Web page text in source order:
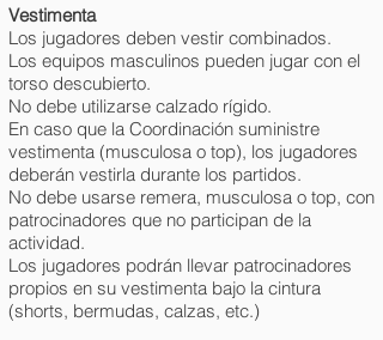
Vestimenta
Los jugadores deben vestir combinados.
Los equipos masculinos pueden jugar con el
torso descubierto.
No debe utilizarse calzado rígido.
En caso que la Coordinación suministre
vestimenta (musculosa o top), los jugadores
deberán vestirla durante los partidos.
No debe usarse remera, musculosa o top, con
patrocinadores que no participan de la
actividad.
Los jugadores podrán llevar patrocinadores
propios en su vestimenta bajo la cintura
(shorts, bermudas, calzas, etc.)